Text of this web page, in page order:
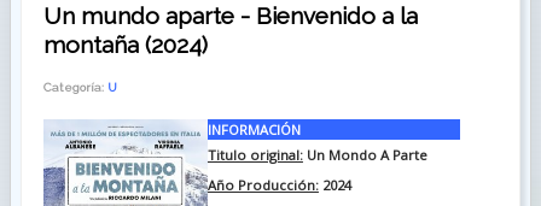
Un mundo aparte - Bienvenido a la
montaña (2024)
Categoría: U
INFORMACIÓN
Titulo original:Un Mondo A Parte
Año Producción:2024